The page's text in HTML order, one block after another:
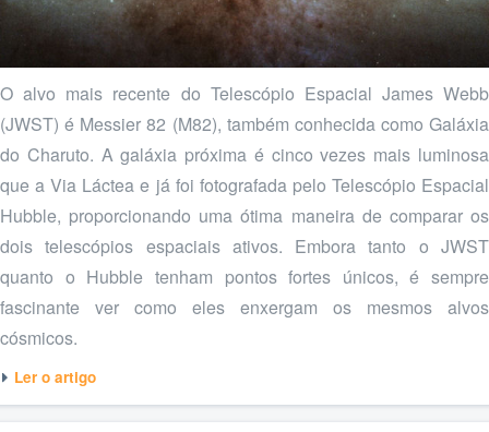
O alvo mais recente do Telescópio Espacial James Webb
(JWST) é Messier 82 (M82), também conhecida como Galáxia
do Charuto. A galáxia próxima é cinco vezes mais luminosa
que a Via Láctea e já foi fotografada pelo Telescópio Espacial
Hubble, proporcionando uma ótima maneira de comparar os
dois telescópios espaciais ativos. Embora tanto o JWST
quanto o Hubble tenham pontos fortes únicos, é sempre
fascinante ver como eles enxergam os mesmos alvos
cósmicos.
Ler o artigo